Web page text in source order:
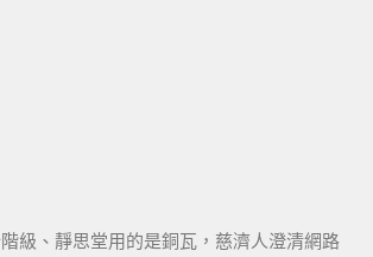
級、靜思堂用的是銅瓦，慈濟人澄清網路